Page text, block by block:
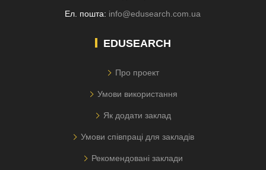
Ел. пошта: info@edusearch.com.ua
EDUSEARCH
Про проект
Умови використання
Як додати заклад
Умови співпраці для закладів
Рекомендовані заклади